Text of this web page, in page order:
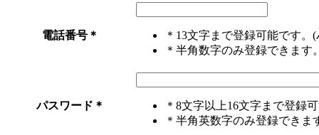
電話番号 ＊
＊13文字まで登録可能です。
＊半角数字のみ登録できます
パスワード ＊
＊8文字以上16文字まで登録
＊半角英数字のみ登録できま